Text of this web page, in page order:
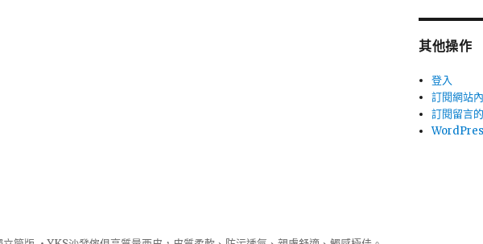
其他操作
登入
訂閱網站
訂閱留言